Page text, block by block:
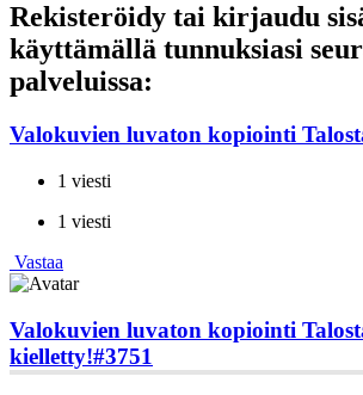
Rekisteröidy tai kirjaudu
käyttämällä tunnuksiasi
palveluissa:
Valokuvien luvaton kopiointi
1 viesti
1 viesti
Vastaa
Valokuvien luvaton kopiointi
kielletty!#3751